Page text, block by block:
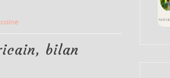
semaine
3
bilan